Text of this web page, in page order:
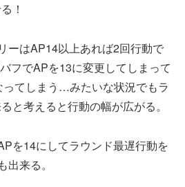
！
ーはAP14以上あれば2回行動で
フでAPを13に変更してしまって
てしまう…みたいな状況でもラ
と考えると行動の幅が広がる。
を14にしてラウンド最遅行動を
来る。